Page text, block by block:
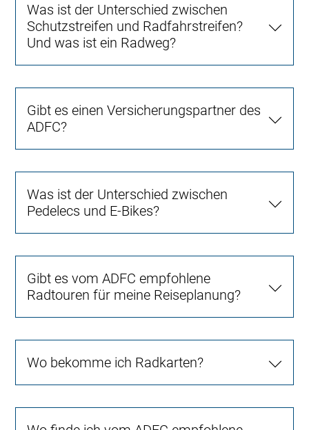
Was ist der Unterschied zwischen
Schutzstreifen und Radfahrstreifen?
Und was ist ein Radweg?
Gibt es einen Versicherungspartner des
ADFC?
Was ist der Unterschied zwischen
Pedelecs und E-Bikes?
Gibt es vom ADFC empfohlene
Radtouren für meine Reiseplanung?
Wo bekomme ich Radkarten?